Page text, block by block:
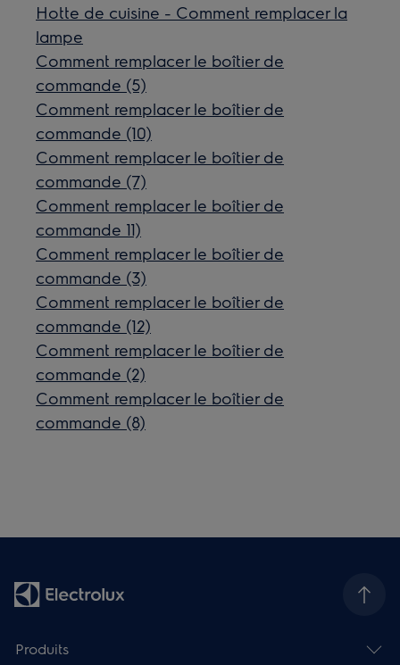
Hotte de cuisine - Comment remplacer la
lampe
Comment remplacer le boîtier de
commande (5)
Comment remplacer le boîtier de
commande (10)
Comment remplacer le boîtier de
commande (7)
Comment remplacer le boîtier de
commande 11)
Comment remplacer le boîtier de
commande (3)
Comment remplacer le boîtier de
commande (12)
Comment remplacer le boîtier de
commande (2)
Comment remplacer le boîtier de
commande (8)
Produits